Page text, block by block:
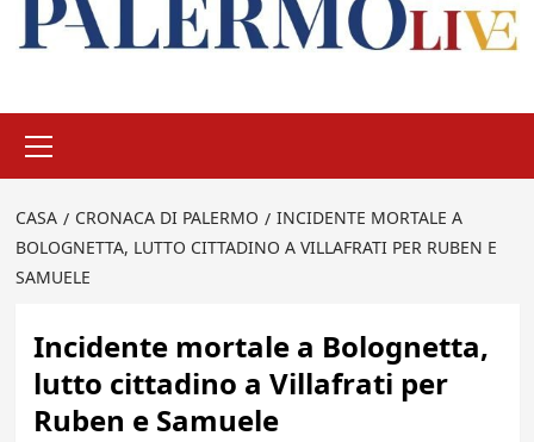
principale
CASA CRONACA DI PALERMO
INCIDENTE MORTALE A
BOLOGNETTA, LUTTO CITTADINO A VILLAFRATI PER RUBEN E
SAMUELE
Incidente mortale a Bolognetta,
lutto cittadino a Villafrati per
Ruben e Samuele